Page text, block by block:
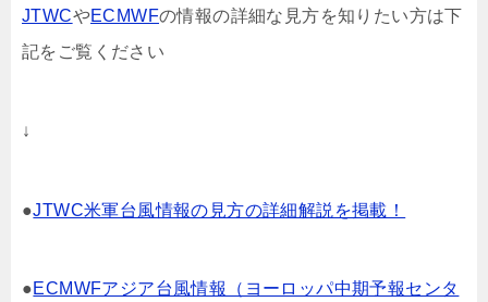
JTWCやECMWFの情報の詳細な見方を知りたい方は下
記をご覧ください
↓
●JTWC米軍台風情報の見方の詳細解説を掲載！
●ECMWFアジア台風情報（ヨーロッパ中期予報センタ